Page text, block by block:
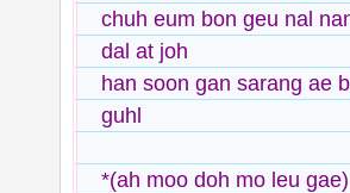
chuh eum bon geu nal
dal at joh
han soon gan sarang ae
guhl
*(ah moo doh mo leu gae)